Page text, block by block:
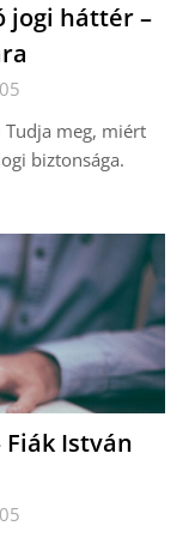
jogi háttér –
Tudja meg, miért
biztonsága.
István